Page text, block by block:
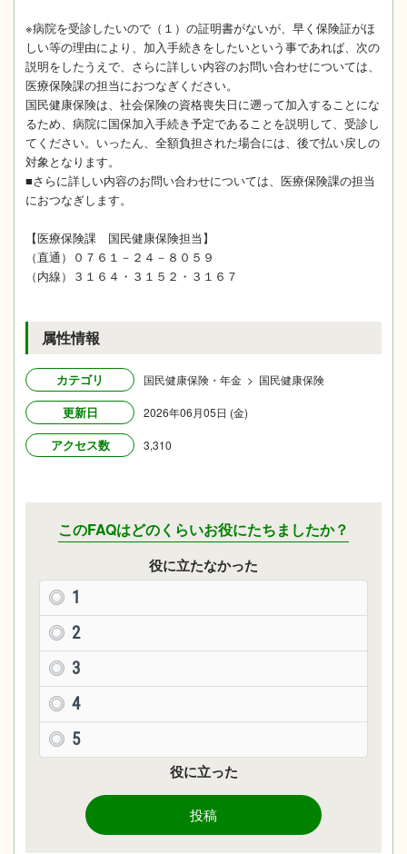
※病院を受診したいので（１）の証明書がないが、早く保険証がほ
しい等の理由により、加入手続きをしたいという事であれば、次の
説明をしたうえで、さらに詳しい内容のお問い合わせについては、
医療保険課の担当におつなぎください。
国民健康保険は、社会保険の資格喪失日に遡って加入することにな
るため、病院に国保加入手続き予定であることを説明して、受診し
てください。いったん、全額負担された場合には、後で払い戻しの
対象となります。
■さらに詳しい内容のお問い合わせについては、医療保険課の担当
におつなぎします。
【医療保険課 国民健康保険担当】
（直通）０７６１－２４－８０５９
（内線）３１６４・３１５２・３１６７
属性情報
カテゴリ 国民健康保険・年金 > 国民健康保険
更新日 2026年06月05日 (金)
アクセス数 3,310
このFAQはどのくらいお役にたちましたか？
役に立たなかった
1
2
3
4
5
役に立った
投稿